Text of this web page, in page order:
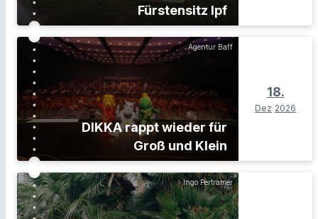
Fürstensitz Ipf
Agentur Baff
DIKKA rappt wieder für
Groß und Klein
18.
Dez 2026
Ingo Pertramer